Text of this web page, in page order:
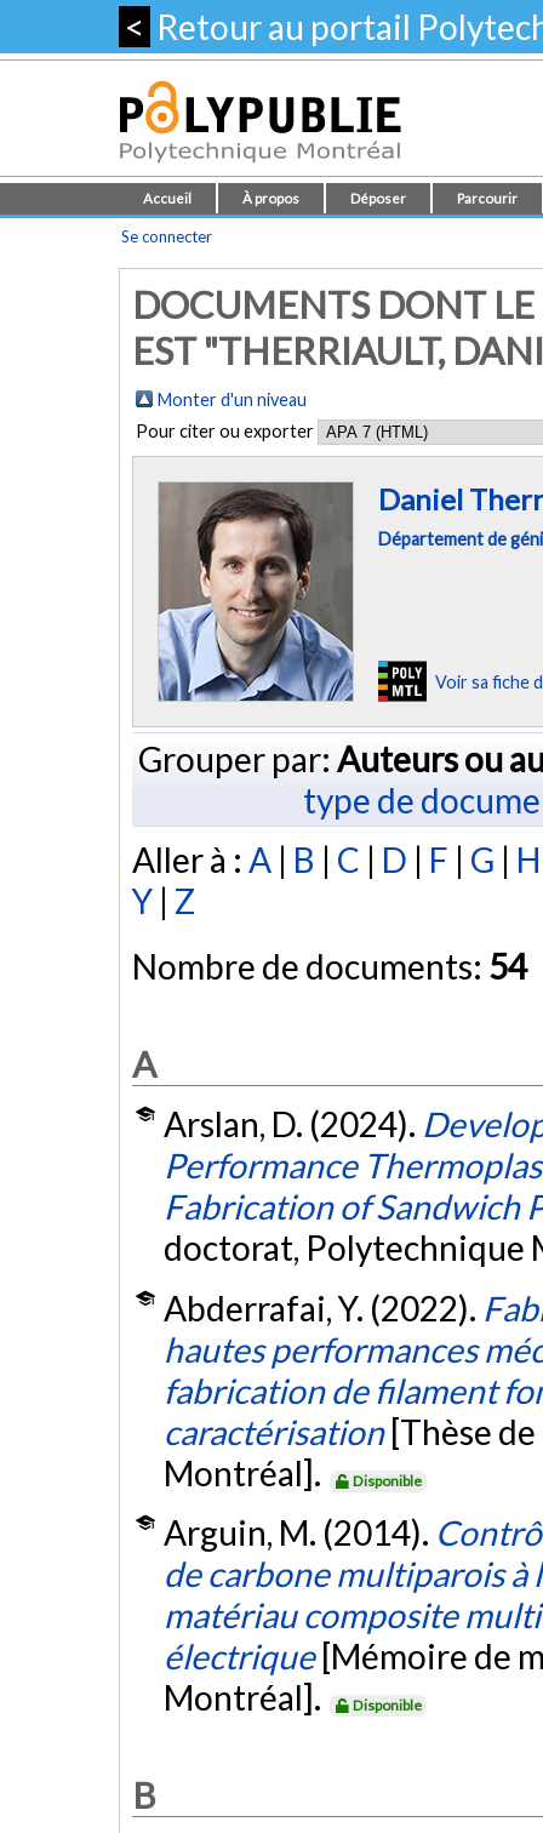
< Retour au portail
Accueil À propos Déposer Parcourir
Se connecter
DOCUMENTS DONT
EST "THERRIAULT,
Monter d'un niveau
Pour citer ou exporter
Daniel
Département de
Voir sa fiche
Grouper par: Auteurs ou
type de
Aller à : A | B | C | D | F | G | H
Y | Z
Nombre de documents: 54
A
Arslan, D. (2024).
Performance
Fabrication of Sandwich
doctorat, Polytechnique
Abderrafai, Y. (2022).
hautes performances
fabrication de filament
caractérisation [Thèse
Montréal].
Disponible
Arguin, M. (2014).
de carbone multiparois
matériau composite
électrique [Mémoire de
Montréal].
Disponible
B